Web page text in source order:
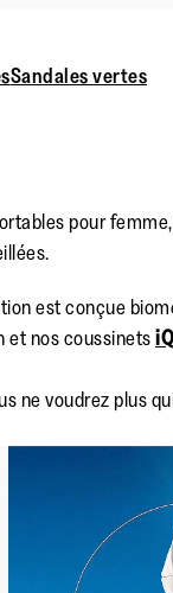
Sandales vertes
pour
est conçue
et nos coussinets
ne voudrez plus